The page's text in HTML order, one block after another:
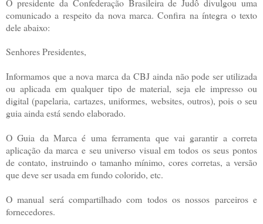
O presidente da Confederação Brasileira de Judô divulgou uma
comunicado a respeito da nova marca. Confira na íntegra o texto
dele abaixo:
Senhores Presidentes,
Informamos que a nova marca da CBJ ainda não pode ser utilizada
ou aplicada em qualquer tipo de material, seja ele impresso ou
digital (papelaria, cartazes, uniformes, websites, outros), pois o seu
guia ainda está sendo elaborado.
O Guia da Marca é uma ferramenta que vai garantir a correta
aplicação da marca e seu universo visual em todos os seus pontos
de contato, instruindo o tamanho mínimo, cores corretas, a versão
que deve ser usada em fundo colorido, etc.
O manual será compartilhado com todos os nossos parceiros e
fornecedores.